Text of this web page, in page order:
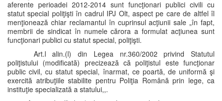
aferente perioadei 2012-2014 sunt funcţionari publici civili cu
statut special poliţişti în cadrul IPJ Olt, aspect pe care de altfel îl
menţionează chiar reclamantul în cuprinsul acţiunii sale „în fapt,
membrii de sindicat în numele cărora a formulat acţiunea sunt
funcţionari publici cu statut special, poliţişti.
Art.l alin.(l) din Legea nr.360/2002 privind Statutul
poliţistului (modificată) precizează că poliţistul este funcţionar
public civil, cu statut special, înarmat, ce poartă, de uniformă şi
exercită atribuţiile stabilite pentru Poliţia Română prin lege, ca
instituţie specializată a statului,,.